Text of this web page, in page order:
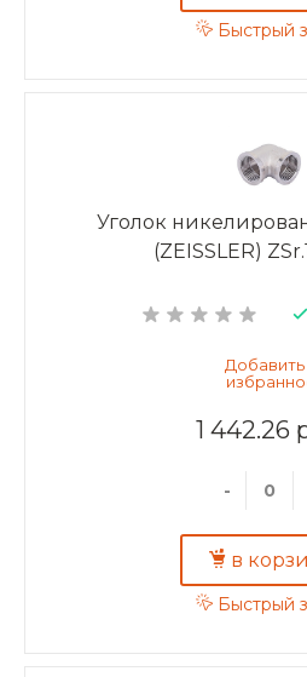
Быстрый
Уголок
(ZEISSLER)
1 442.26
-
в
Быстрый